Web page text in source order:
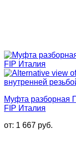
Муфта разборная
FIP Италия
от: 1 667 руб.